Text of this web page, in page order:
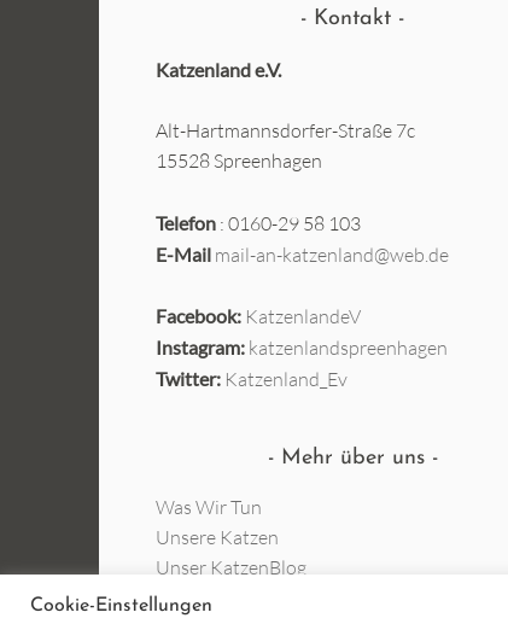
Kontakt
Katzenland e.V.
Alt-Hartmannsdorfer-Straße 7c
15528 Spreenhagen
Telefon : 0160-29 58 103
E-Mail mail-an-katzenland@web.de
Facebook: KatzenlandeV
Instagram: katzenlandspreenhagen
Twitter: Katzenland_Ev
Mehr über uns
Was Wir Tun
Unsere Katzen
Unser KatzenBlog
Startseite
Cookie-Einstellungen